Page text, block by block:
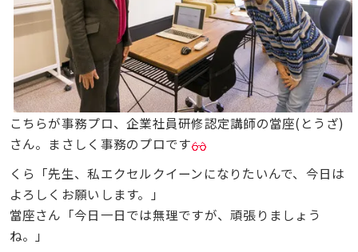
こちらが事務プロ、企業社員研修認定講師の當座(とうざ)
さん。まさしく事務のプロです
くら「先生、私エクセルクイーンになりたいんで、今日は
よろしくお願いします。」
當座さん「今日一日では無理ですが、頑張りましょう
ね。」